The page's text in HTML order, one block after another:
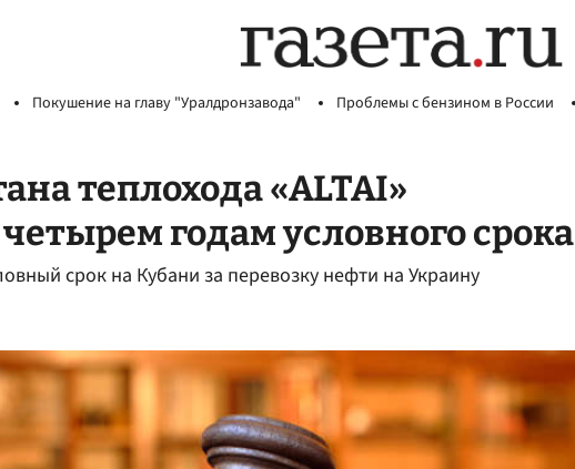
Покушение на главу "Уралдронзавода" Проблемы с бензином в России
теплохода «ALTAI»
годам условного срока
срок на Кубани за перевозку нефти на Украину